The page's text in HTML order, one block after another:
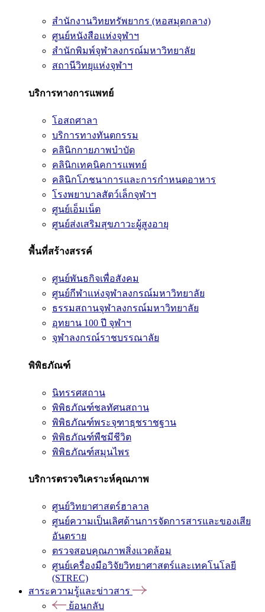
สำนักงานวิทยทรัพยากร (หอสมุดกลาง)
ศูนย์หนังสือแห่งจุฬาฯ
สำนักพิมพ์จุฬาลงกรณ์มหาวิทยาลัย
สถานีวิทยุแห่งจุฬาฯ
บริการทางการแพทย์
โอสถศาลา
บริการทางทันตกรรม
คลินิกกายภาพบำบัด
คลินิกเทคนิคการแพทย์
คลินิกโภชนาการและการกำหนดอาหาร
โรงพยาบาลสัตว์เล็กจุฬาฯ
ศูนย์เอ็มเน็ต
ศูนย์ส่งเสริมสุขภาวะผู้สูงอายุ
พื้นที่สร้างสรรค์
ศูนย์พันธกิจเพื่อสังคม
ศูนย์กีฬาแห่งจุฬาลงกรณ์มหาวิทยาลัย
ธรรมสถานจุฬาลงกรณ์มหาวิทยาลัย
อุทยาน 100 ปี จุฬาฯ
จุฬาลงกรณ์ราชบรรณาลัย
พิพิธภัณฑ์
นิทรรศสถาน
พิพิธภัณฑ์ชลทัศนสถาน
พิพิธภัณฑ์พระจุฑาธุชราชฐาน
พิพิธภัณฑ์พืชมีชีวิต
พิพิธภัณฑ์สมุนไพร
บริการตรวจวิเคราะห์คุณภาพ
ศูนย์วิทยาศาสตร์ฮาลาล
ศูนย์ความเป็นเลิศด้านการจัดการสารและของเสีย
อันตราย
ตรวจสอบคุณภาพสิ่งแวดล้อม
ศูนย์เครื่องมือวิจัยวิทยาศาสตร์และเทคโนโลยี
(STREC)
สาระความรู้และข่าวสาร
ย้อนกลับ